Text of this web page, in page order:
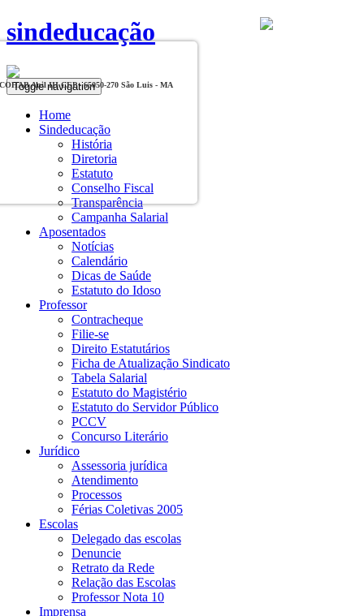
sindeducação
Toggle navigation
Home
Sindeducação
História
Diretoria
Estatuto
Conselho Fiscal
Transparência
Campanha Salarial
Aposentados
Notícias
Calendário
Dicas de Saúde
Estatuto do Idoso
Professor
Contracheque
Filie-se
Direito Estatutários
Ficha de Atualização Sindicato
Tabela Salarial
Estatuto do Magistério
Estatuto do Servidor Público
PCCV
Concurso Literário
Jurídico
Assessoria jurídica
Atendimento
Processos
Férias Coletivas 2005
Escolas
Delegado das escolas
Denuncie
Retrato da Rede
Relação das Escolas
Professor Nota 10
Imprensa
COHAB Anil III CEP - 65050-270 São Luis - MA